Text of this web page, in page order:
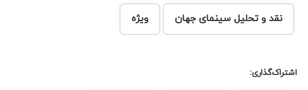
نقد و تحلیل سینمای جهان ویژه
اشتراک‌گذاری: